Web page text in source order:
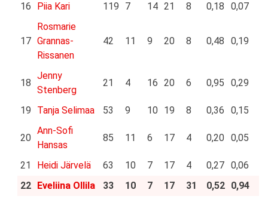
16 Piia Kari 119 7 14 21 8 0,18 0,07
17
Rosmarie
Grannas-
Rissanen
42 11 9 20 8 0,48 0,19
18
Jenny
Stenberg
21 4 16 20 6 0,95 0,29
19 Tanja Selimaa 53 9 10 19 8 0,36 0,15
20
Ann-Sofi
Hansas
85 11 6 17 4 0,20 0,05
21 Heidi Järvelä 63 10 7 17 4 0,27 0,06
22 Eveliina Ollila 33 10 7 17 31 0,52 0,94